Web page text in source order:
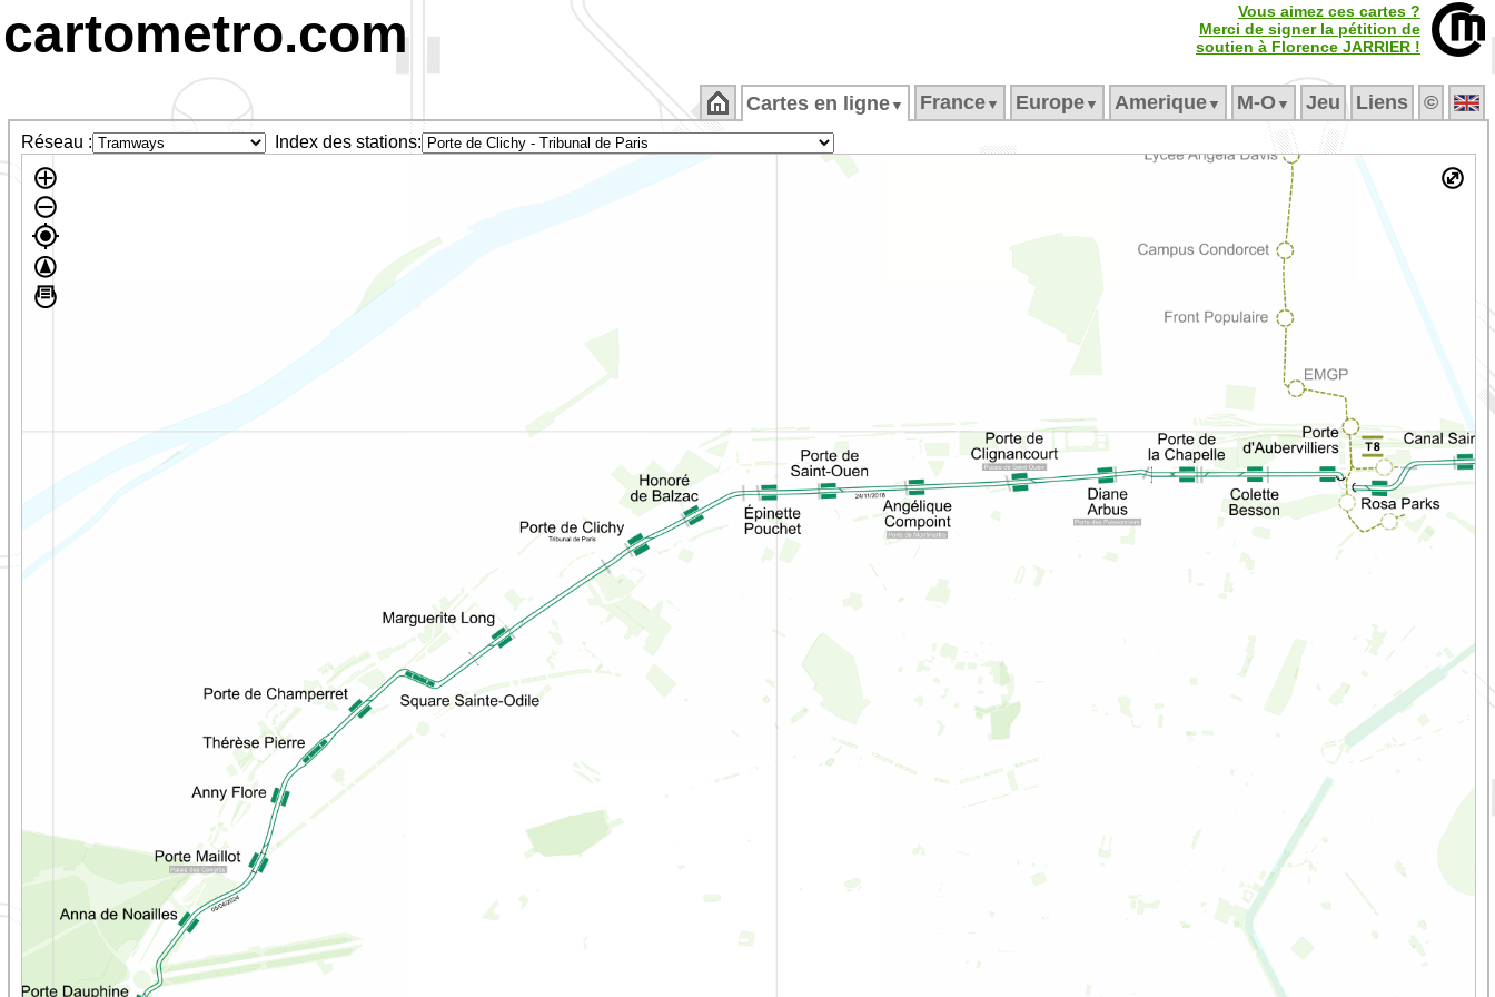
cartometro.com
Vous aimez ces cartes ?
Merci de signer la pétition de
soutien à Florence JARRIER !
Cartes en ligne ▼ France ▼ Europe ▼ Amerique ▼ M‑O ▼ Jeu Liens ©
Réseau : Index des stations: